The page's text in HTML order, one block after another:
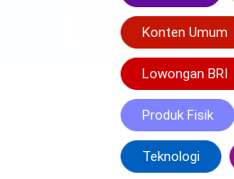
Konten Umum
Lowongan BRI
Produk Fisik
Teknologi